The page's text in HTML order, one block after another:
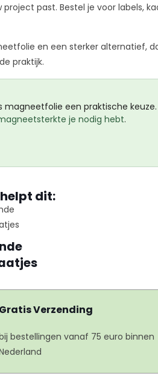
past. Bestel je voor
en een sterker alternatief,
praktijk.
een praktische
je nodig hebt.
dit:
Gratis Verzending
bestellingen vanaf 75 euro binnen